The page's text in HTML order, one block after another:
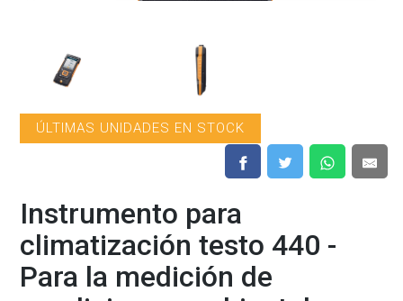
ÚLTIMAS UNIDADES EN STOCK
Instrumento para
climatización testo 440 -
Para la medición de